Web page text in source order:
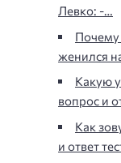
Левко: -…
Почему
женился
Какую
вопрос и
Как
и ответ